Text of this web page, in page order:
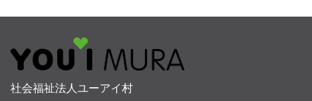
社会福祉法人ユーアイ村